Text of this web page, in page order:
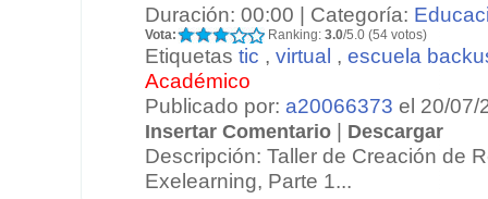
Duración: 00:00 | Categoría:
Vota: Ranking: 3.0/5.0 (54 votos)
Etiquetas tic , virtual , escuela
Académico
Publicado por: a20066373 el 20/07/
Insertar Comentario | Descargar
Descripción: Taller de Creación de
Exelearning, Parte 1...